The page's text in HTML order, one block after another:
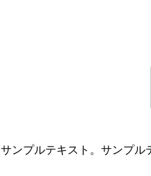
サンプルテキスト。サンプル